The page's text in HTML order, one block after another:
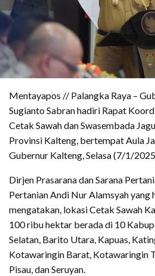
Mentayapos // Palangka Raya –
Sugianto Sabran hadiri Rapat
Cetak Sawah dan Swasembada
Provinsi Kalteng, bertempat Aula
Gubernur Kalteng, Selasa (7/1/
Dirjen Prasarana dan Sarana
Pertanian Andi Nur Alamsyah yang
mengatakan, lokasi Cetak Sawah
100 ribu hektar berada di 10
Selatan, Barito Utara, Kapuas,
Kotawaringin Barat, Kotawaringin
Pisau, dan Seruyan.